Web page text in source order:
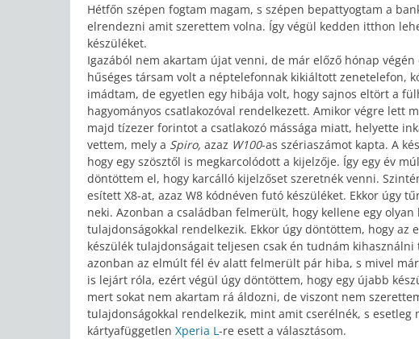
Hétfőn szépen fogtam magam, s szépen bepattyogtam a
elrendezni amit szerettem volna. Így végül kedden itthon
készüléket.
Igazából nem akartam újat venni, de már előző hónap
hűséges társam volt a néptelefonnak kikiáltott zenetelefon,
imádtam, de egyetlen egy hibája volt, hogy sajnos eltört a
hagyományos csatlakozóval rendelkezett. Amikor végre lett
majd tízezer forintot a csatlakozó mássága miatt, helyette
vettem, mely a Spiro, azaz W100-as szériaszámot kapta. A
hogy egy szösztől is megkarcolódott a kijelzője. Így egy év
döntöttem el, hogy karcálló kijelzőset szeretnék venni.
esített X8-at, azaz W8 kódnéven futó készüléket. Ekkor úgy
neki. Azonban a családban felmerült, hogy kellene egy
tulajdonságokkal rendelkezik. Ekkor úgy döntöttem, hogy az
készülék tulajdonságait teljesen csak én tudnám
azonban az elmúlt fél év alatt felmerült pár hiba, s mivel
is lejárt róla, ezért végül úgy döntöttem, hogy egy újabb
mert sokat nem akartam rá áldozni, de viszont nem
tulajdonságokkal rendelkezik, mint amit cserélnék, s esetleg
kártyafüggetlen Xperia L-re esett a választásom.